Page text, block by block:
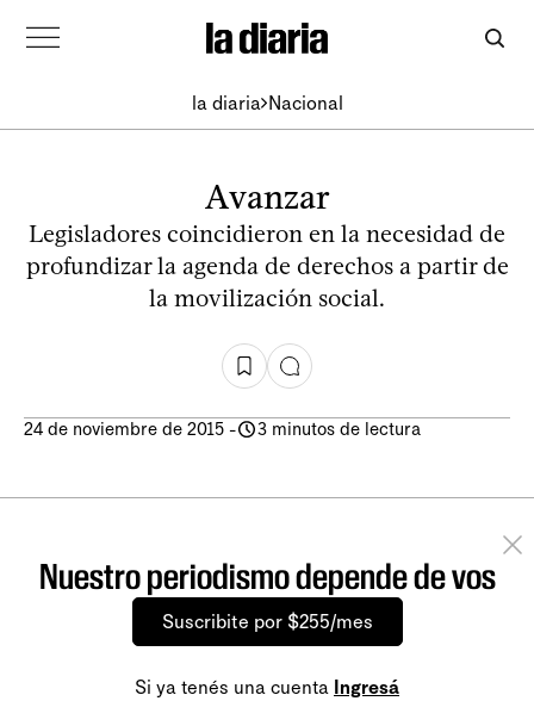
la diaria Nacional
Avanzar
Legisladores coincidieron en la necesidad de
profundizar la agenda de derechos a partir de
la movilización social.
24 de noviembre de 2015 - 3 minutos de lectura
Nuestro periodismo depende de vos
Suscribite por $255/mes
Si ya tenés una cuenta Ingresá